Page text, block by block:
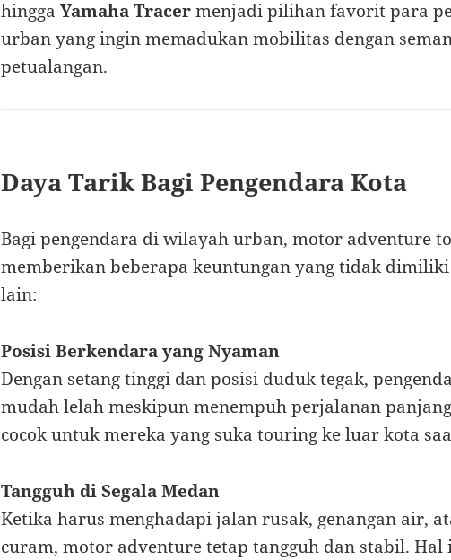
hinggaYamaha Tracermenjadi pilihan favorit para
urban yang ingin memadukan mobilitas dengan
petualangan.
Daya Tarik Bagi Pengendara Kota
Bagi pengendara di wilayah urban, motor adventure
memberikan beberapa keuntungan yang tidak
lain:
Posisi Berkendara yang Nyaman
Dengan setang tinggi dan posisi duduk tegak,
mudah lelah meskipun menempuh perjalanan
cocok untuk mereka yang suka touring ke luar kota
Tangguh di Segala Medan
Ketika harus menghadapi jalan rusak, genangan air,
curam, motor adventure tetap tangguh dan stabil.